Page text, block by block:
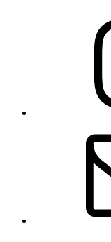
Lob_des_Gehens